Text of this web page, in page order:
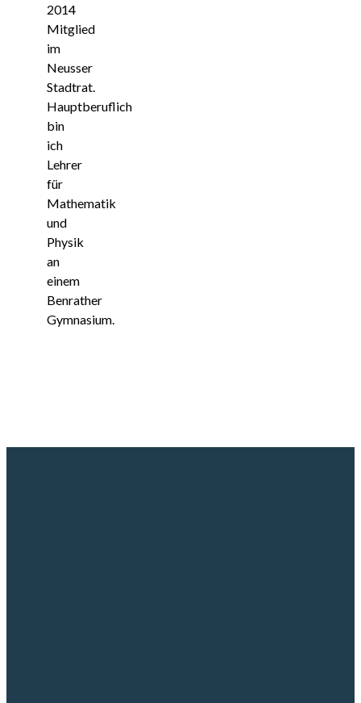
2014
Mitglied
im
Neusser
Stadtrat.
Hauptberuflich
bin
ich
Lehrer
für
Mathematik
und
Physik
an
einem
Benrather
Gymnasium.